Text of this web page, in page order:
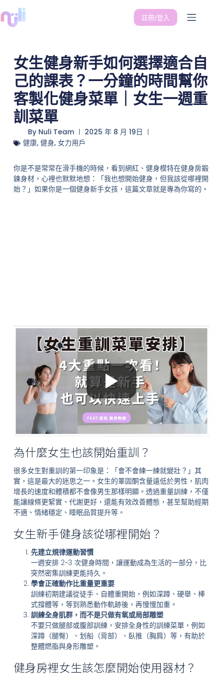
註冊/登入
女生健身新手如何選擇適合自
己的課表？一分鐘的時間幫你
客製化健身菜單｜女生一週重
訓菜單
ByNuli Team
2025 年 8 月 19日
健康, 健身, 女力用戶
你是不是常常在滑手機的時候，看到網紅、健身模特在健身房鍛
鍊身材，心裡也默默地想：「我也想開始健身，但我該從哪裡開
始？」如果你是一個健身新手女孩，這篇文章就是專為你寫的。
為什麼女生也該開始重訓？
很多女生對重訓的第一印象是：「會不會練一練就變壯？」其
實，這是最大的迷思之一。女生的睪固酮含量遠低於男性，肌肉
增長的速度和體積都不會像男生那樣明顯。透過重量訓練，不僅
能讓線條更緊實、代謝更好，還能有效改善體態，甚至幫助經期
不適、情緒穩定、睡眠品質提升等。
女生新手健身該從哪裡開始？
先建立規律運動習慣
一週安排 2~3 次健身時間，讓運動成為生活的一部分，比
突然密集訓練更能持久。
學會正確動作比重量更重要
訓練初期建議從徒手、自體重開始，例如深蹲、硬舉、棒
式撐體等，等到熟悉動作軌跡後，再慢慢加重。
訓練全身肌群，而不是只做有氧或局部雕塑
不要只做腿部或腹部訓練，安排全身性的訓練菜單，例如
深蹲（腿臀）、划船（背部）、臥推（胸肩）等，有助於
整體燃脂與身形雕塑。
健身房裡女生該怎麼開始使用器材？